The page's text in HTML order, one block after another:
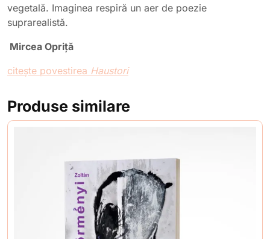
vegetală. Imaginea respiră un aer de poezie
suprarealistă.
Mircea Opriță
citește povestirea Haustori
Produse similare